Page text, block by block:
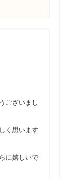
ございまし
く思います
に嬉しいで